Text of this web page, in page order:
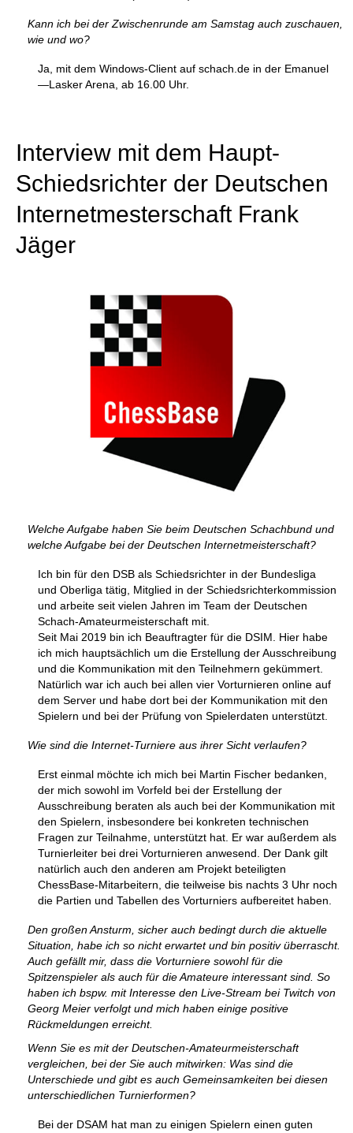
Kann ich bei der Zwischenrunde am Samstag auch zuschauen,
wie und wo?
Ja, mit dem Windows-Client auf schach.de in der Emanuel
—Lasker Arena, ab 16.00 Uhr.
Interview mit dem Haupt-
Schiedsrichter der Deutschen
Internetmesterschaft Frank
Jäger
Welche Aufgabe haben Sie beim Deutschen Schachbund und
welche Aufgabe bei der Deutschen Internetmeisterschaft?
Ich bin für den DSB als Schiedsrichter in der Bundesliga
und Oberliga tätig, Mitglied in der Schiedsrichterkommission
und arbeite seit vielen Jahren im Team der Deutschen
Schach-Amateurmeisterschaft mit.
Seit Mai 2019 bin ich Beauftragter für die DSIM. Hier habe
ich mich hauptsächlich um die Erstellung der Ausschreibung
und die Kommunikation mit den Teilnehmern gekümmert.
Natürlich war ich auch bei allen vier Vorturnieren online auf
dem Server und habe dort bei der Kommunikation mit den
Spielern und bei der Prüfung von Spielerdaten unterstützt.
Wie sind die Internet-Turniere aus ihrer Sicht verlaufen?
Erst einmal möchte ich mich bei Martin Fischer bedanken,
der mich sowohl im Vorfeld bei der Erstellung der
Ausschreibung beraten als auch bei der Kommunikation mit
den Spielern, insbesondere bei konkreten technischen
Fragen zur Teilnahme, unterstützt hat. Er war außerdem als
Turnierleiter bei drei Vorturnieren anwesend. Der Dank gilt
natürlich auch den anderen am Projekt beteiligten
ChessBase-Mitarbeitern, die teilweise bis nachts 3 Uhr noch
die Partien und Tabellen des Vorturniers aufbereitet haben.
Den großen Ansturm, sicher auch bedingt durch die aktuelle
Situation, habe ich so nicht erwartet und bin positiv überrascht.
Auch gefällt mir, dass die Vorturniere sowohl für die
Spitzenspieler als auch für die Amateure interessant sind. So
haben ich bspw. mit Interesse den Live-Stream bei Twitch von
Georg Meier verfolgt und mich haben einige positive
Rückmeldungen erreicht.
Wenn Sie es mit der Deutschen-Amateurmeisterschaft
vergleichen, bei der Sie auch mitwirken: Was sind die
Unterschiede und gibt es auch Gemeinsamkeiten bei diesen
unterschiedlichen Turnierformen?
Bei der DSAM hat man zu einigen Spielern einen guten